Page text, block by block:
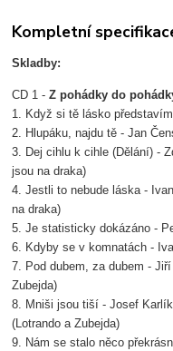
Kompletní
Skladby:
CD 1 -Z pohádky do
1. Když si tě lásko
2. Hlupáku, najdu tě - Jan
3. Dej cihlu k cihle (Dělání) -
jsou na draka)
4. Jestli to nebude láska -
na draka)
5. Je statisticky dokázáno -
6. Kdyby se v komnatách -
7. Pod dubem, za dubem -
Zubejda)
8. Mniši jsou tiší - Josef
(Lotrando a Zubejda)
9. Nám se stalo něco